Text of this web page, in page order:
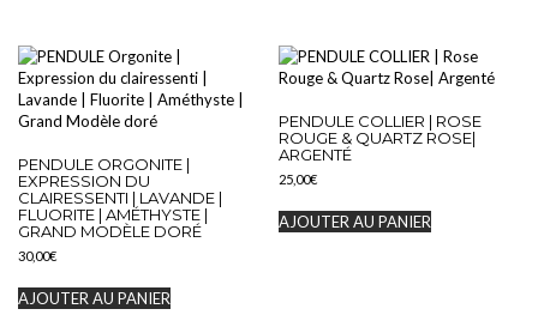
PENDULE ORGONITE |
EXPRESSION DU
CLAIRESSENTI | LAVANDE |
FLUORITE | AMÉTHYSTE |
GRAND MODÈLE DORÉ
30,00€
AJOUTER AU PANIER
PENDULE COLLIER | ROSE
ROUGE & QUARTZ ROSE|
ARGENTÉ
25,00€
AJOUTER AU PANIER